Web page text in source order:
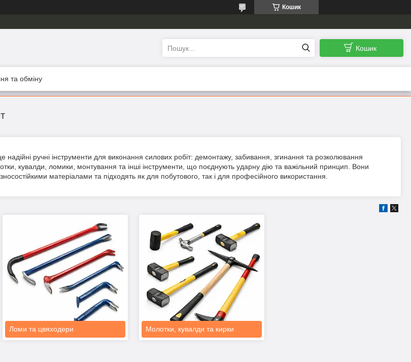
Кошик
Кошик
та обміну
надійні ручні інструменти для виконання силових робіт: демонтажу, забивання, згинання та розколювання
кувалди, ломики, монтування та інші інструменти, що поєднують ударну дію та важільний принцип. Вони
матеріалами та підходять як для побутового, так і для професійного використання.
Ломи та цвяходери Молотки, кувалди та кирки